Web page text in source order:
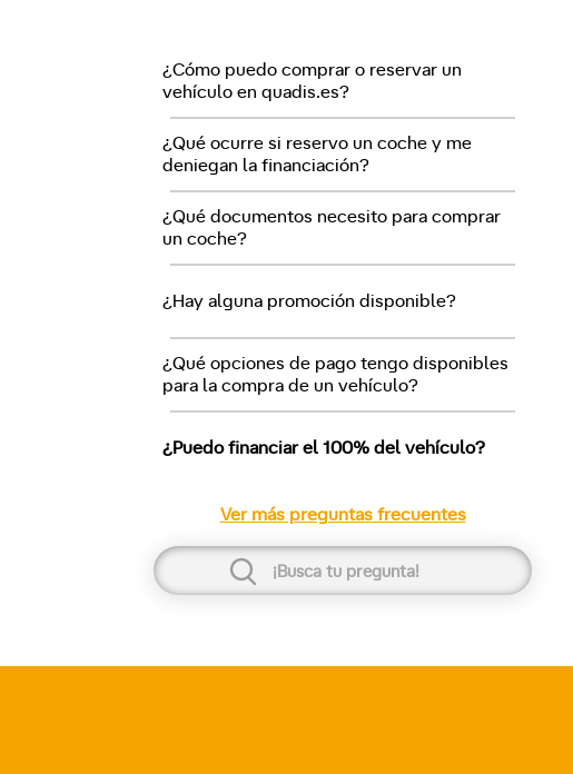
¿Cómo puedo comprar o reservar un
vehículo en quadis.es?
¿Qué ocurre si reservo un coche y me
deniegan la financiación?
¿Qué documentos necesito para comprar
un coche?
¿Hay alguna promoción disponible?
¿Qué opciones de pago tengo disponibles
para la compra de un vehículo?
¿Puedo financiar el 100% del vehículo?
Ver más preguntas frecuentes